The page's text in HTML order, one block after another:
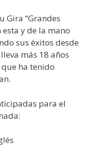
Gira “Grandes
esta y de la mano
sus éxitos desde
más 18 años
ha tenido
para el